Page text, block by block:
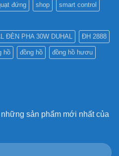
đứng shop smart control
ĐÈN PHA 30W DUHAL ĐH 2888
hồ đồng hồ đồng hồ hươu
sản phẩm mới nhất của